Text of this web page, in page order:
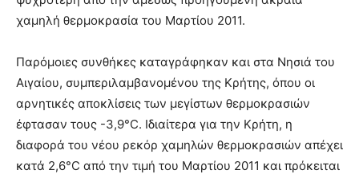
χαμηλή θερμοκρασία του Μαρτίου 2011.
Παρόμοιες συνθήκες καταγράφηκαν και στα Νησιά του
Αιγαίου, συμπεριλαμβανομένου της Κρήτης, όπου οι
αρνητικές αποκλίσεις των μεγίστων θερμοκρασιών
έφτασαν τους -3,9°C. Ιδιαίτερα για την Κρήτη, η
διαφορά του νέου ρεκόρ χαμηλών θερμοκρασιών απέχει
κατά 2,6°C από την τιμή του Μαρτίου 2011 και πρόκειται